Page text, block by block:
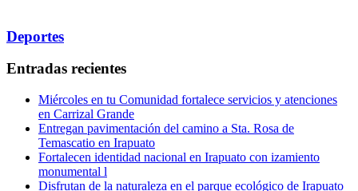
Deportes
Entradas recientes
Miércoles en tu Comunidad fortalece servicios y atenciones
en Carrizal Grande
Entregan pavimentación del camino a Sta. Rosa de
Temascatio en Irapuato
Fortalecen identidad nacional en Irapuato con izamiento
monumental l
Disfrutan de la naturaleza en el parque ecológico de Irapuato